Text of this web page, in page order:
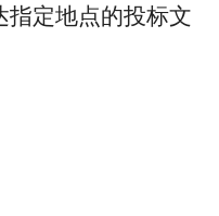
指定地点的投标文